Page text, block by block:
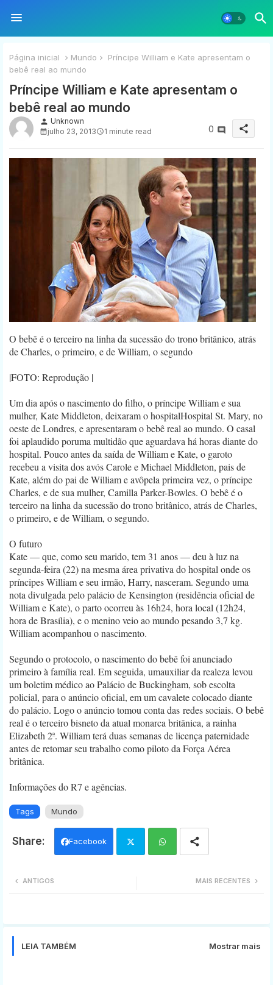
Página inicial Mundo
Príncipe William e Kate apresentam o
bebê real ao mundo
Príncipe William e Kate apresentam o
bebê real ao mundo
person Unknown
julho 23, 2013
1 minute read 0 share
O bebê é o terceiro na linha da sucessão do trono britânico, atrás
de Charles, o primeiro, e de William, o segundo
|FOTO: Reprodução |
Um dia após o nascimento do filho, o príncipe William e sua
mulher, Kate Middleton, deixaram o hospitalHospital St. Mary, no
oeste de Londres, e apresentaram o bebê real ao mundo. O casal
foi aplaudido poruma multidão que aguardava há horas diante do
hospital. Pouco antes da saída de William e Kate, o garoto
recebeu a visita dos avós Carole e Michael Middleton, pais de
Kate, além do pai de William e avôpela primeira vez, o príncipe
Charles, e de sua mulher, Camilla Parker-Bowles. O bebê é o
terceiro na linha da sucessão do trono britânico, atrás de Charles,
o primeiro, e de William, o segundo.
O futuro
Kate — que, como seu marido, tem 31 anos — deu à luz na
segunda-feira (22) na mesma área privativa do hospital onde os
príncipes William e seu irmão, Harry, nasceram. Segundo uma
nota divulgada pelo palácio de Kensington (residência oficial de
William e Kate), o parto ocorreu às 16h24, hora local (12h24,
hora de Brasília), e o menino veio ao mundo pesando 3,7 kg.
William acompanhou o nascimento.
Segundo o protocolo, o nascimento do bebê foi anunciado
primeiro à família real. Em seguida, umauxiliar da realeza levou
um boletim médico ao Palácio de Buckingham, sob escolta
policial, para o anúncio oficial, em um cavalete colocado diante
do palácio. Logo o anúncio tomou conta das redes sociais. O bebê
real é o terceiro bisneto da atual monarca britânica, a rainha
Elizabeth 2ª. William terá duas semanas de licença paternidade
antes de retomar seu trabalho como piloto da Força Aérea
britânica.
Informações do R7 e agências.
Tags Mundo
Facebook
MAIS RECENTES
ANTIGOS
LEIA TAMBÉM Mostrar mais